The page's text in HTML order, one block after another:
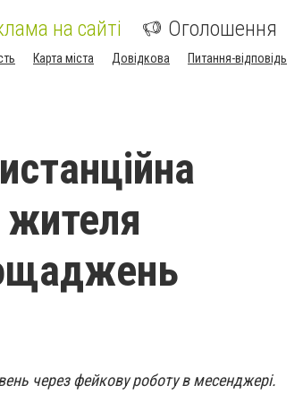
на сайті Оголошення
Карта міста Довідкова Питання-відповідь
через фейкову роботу в месенджері.